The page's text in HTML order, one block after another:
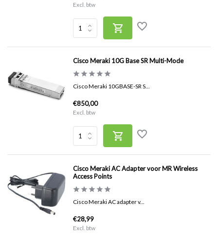
Excl. btw
Cisco Meraki 10G Base SR Multi-Mode
Cisco Meraki 10GBASE-SR S...
€850,00
Excl. btw
Cisco Meraki AC Adapter voor MR Wireless
Access Points
Cisco Meraki AC adapter v...
€28,99
Excl. btw